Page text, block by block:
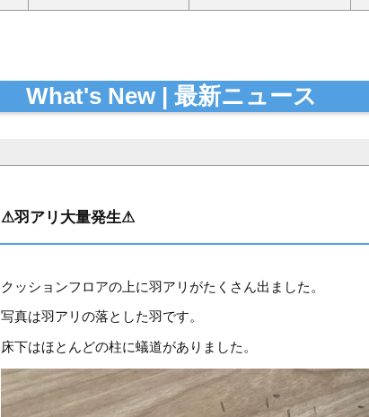
What's New | 最新ニュース
⚠羽アリ大量発生⚠
クッションフロアの上に羽アリがたくさん出ました。
写真は羽アリの落とした羽です。
床下はほとんどの柱に蟻道がありました。